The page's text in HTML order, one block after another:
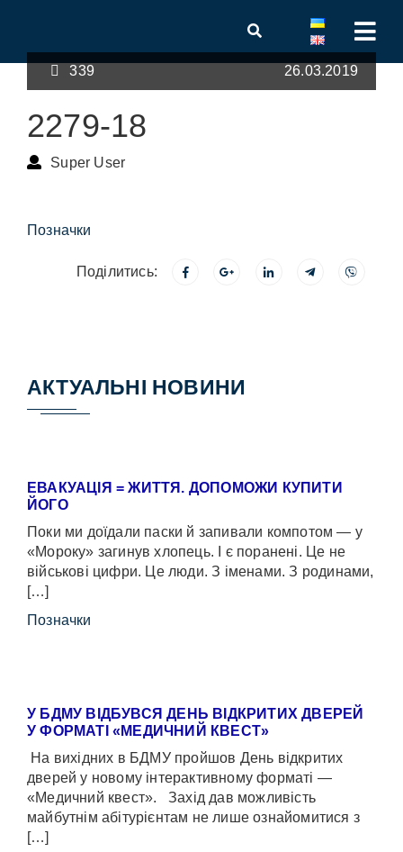
339 26.03.2019
2279-18
Super User
Позначки
Поділитись:
АКТУАЛЬНІ НОВИНИ
ЕВАКУАЦІЯ = ЖИТТЯ. ДОПОМОЖИ КУПИТИ
ЙОГО
Поки ми доїдали паски й запивали компотом — у
«Мороку» загинув хлопець. І є поранені. Це не
військові цифри. Це люди. З іменами. З родинами,
[…]
Позначки
У БДМУ ВІДБУВСЯ ДЕНЬ ВІДКРИТИХ ДВЕРЕЙ
У ФОРМАТІ «МЕДИЧНИЙ КВЕСТ»
На вихідних в БДМУ пройшов День відкритих
дверей у новому інтерактивному форматі —
«Медичний квест». Захід дав можливість
майбутнім абітурієнтам не лише ознайомитися з
[…]